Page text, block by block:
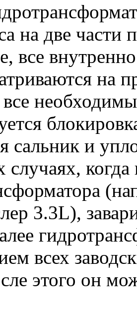
на две части
все
на
сальник и
случаях, когда
3.3L),
всех
этого он